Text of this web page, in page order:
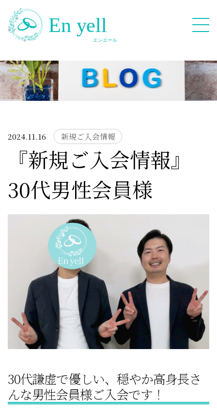
082-909-2380
HOME
サービスの特徴
ご成婚までの流れ
料金
サービス比較
よくある質問
2024.11.16 新規ご入会情報
『新規ご入会情報』
30代男性会員様
30代謙虚で優しい、穏やか高身長さ
んな男性会員様ご入会です！